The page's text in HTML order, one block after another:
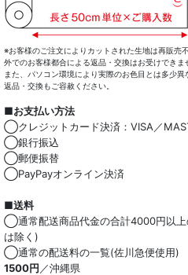
※お客様のご注文によりカットされた生地は再販売
外でのお客様都合による返品・交換はお受けできま
また、パソコン環境により実際のお色目とは多少
返品・交換もご容赦ください。
■お支払い方法
◯クレジットカード決済：VISA／
◯銀行振込
◯郵便振替
◯PayPayオンライン決済
■送料
◯通常配送商品代金の合計4000円以上
は除く)
◯通常の配送料の一覧(佐川急便使用)
1500円 ／沖縄県